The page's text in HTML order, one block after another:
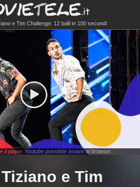
e Tim Challenge: 12 balli in 100 secondi
il player Youtube potrebbe inviare al browser.
e Tim